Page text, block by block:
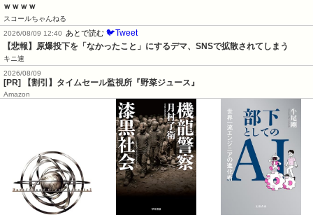
ｗｗｗｗ
スコールちゃんねる
2026/08/09 12:40
あとで読む 🐦Tweet
【悲報】原爆投下を「なかったこと」にするデマ、SNSで拡散されてしまう
キニ速
2026/08/09
[PR] 【割引】タイムセール監視所『野菜ジュース』
Amazon